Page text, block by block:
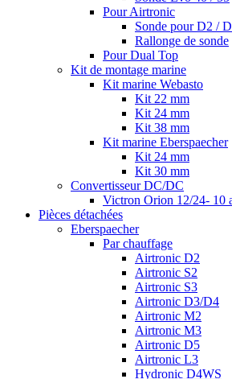
Pour Airtronic
Sonde pour D2 /
Rallonge de sonde
Pour Dual Top
Kit de montage marine
Kit marine Webasto
Kit 22 mm
Kit 24 mm
Kit 38 mm
Kit marine Eberspaecher
Kit 24 mm
Kit 30 mm
Convertisseur DC/DC
Victron Orion 12/24- 10
Pièces détachées
Eberspaecher
Par chauffage
Airtronic D2
Airtronic S2
Airtronic S3
Airtronic D3/D4
Airtronic M2
Airtronic M3
Airtronic D5
Airtronic L3
Hydronic D4WS